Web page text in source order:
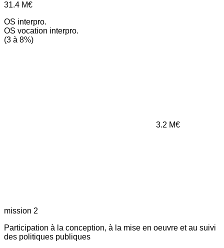
31.4 M€
OS interpro.
OS vocation interpro.
(3 à 8%)
3.2 M€
mission 2
Participation à la conception, à la mise en oeuvre et au suivi
des politiques publiques